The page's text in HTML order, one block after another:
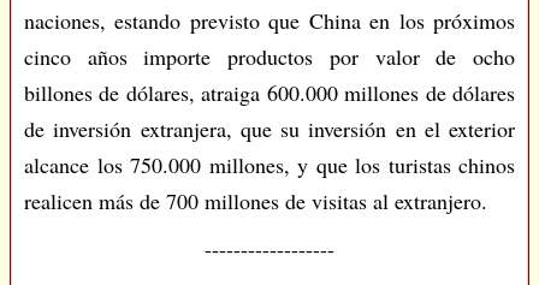
naciones, estando previsto que China en los próximos
cinco años importe productos por valor de ocho
billones de dólares, atraiga 600.000 millones de dólares
de inversión extranjera, que su inversión en el exterior
alcance los 750.000 millones, y que los turistas chinos
realicen más de 700 millones de visitas al extranjero.
------------------